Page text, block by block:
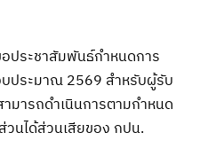
ประชาสัมพันธ์กำหนดการ
ประมาณ 2569 สำหรับผู้รับ
มารถดำเนินการตามกำหนด
นได้ส่วนเสียของ กปน.